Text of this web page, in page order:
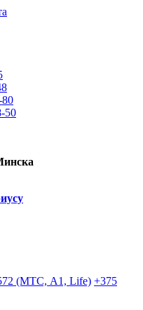
80
50
(МТС, A1, Life) +375